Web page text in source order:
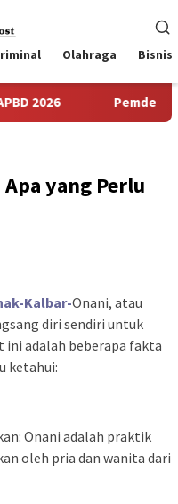
Olahraga Bisnis
Pemdes Bulusari Gelar
yang Perlu
Kalbar-Onani, atau
diri sendiri untuk
ini adalah beberapa fakta
ketahui:
Onani adalah praktik
oleh pria dan wanita dari